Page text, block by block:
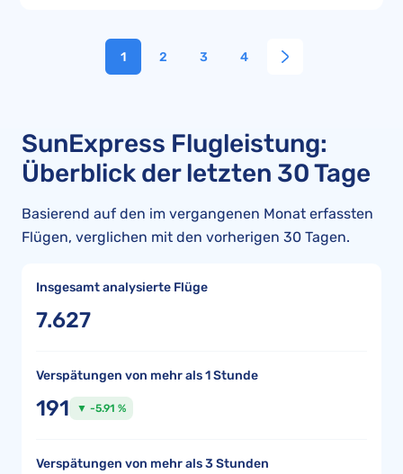
1 2 3 4
SunExpress Flugleistung:
Überblick der letzten 30 Tage
Basierend auf den im vergangenen Monat erfassten
Flügen, verglichen mit den vorherigen 30 Tagen.
Insgesamt analysierte Flüge
7.627
Verspätungen von mehr als 1 Stunde
191 ▼ -5.91 %
Verspätungen von mehr als 3 Stunden